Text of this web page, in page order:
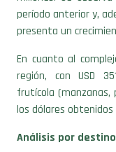
presenta un
En cuanto al
región, con USD
frutícola (manzanas,
los dólares
Análisis por destino